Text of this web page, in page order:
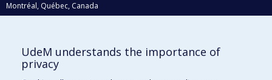
Montréal, Québec, Canada
H3C 3J7
Qui fait quoi?
UdeM understands the importance of
privacy